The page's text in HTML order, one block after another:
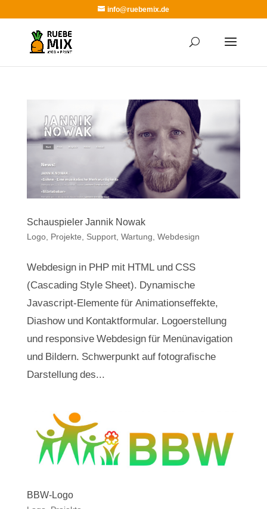
info@ruebemix.de
Schauspieler Jannik Nowak
Logo, Projekte Support, Wartung Webdesign
Webdesign in PHP mit HTML und CSS
(Cascading Style Sheet). Dynamische
Javascript-Elemente für Animationseffekte,
Diashow und Kontaktformular. Logoerstellung
und responsive Webdesign für Menünavigation
und Bildern. Schwerpunkt auf fotografische
Darstellung des...
BBW-Logo